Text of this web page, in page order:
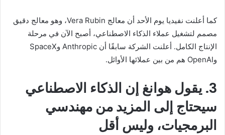
كما أعلنت نفيديا يوم الأحد
أن معالج Vera Rubin، وهو معالج دقيق
مصمم لتشغيل عملاء الذكاء الاصطناعي، أصبح الآن في مرحلة
الإنتاج الكامل. أعلنت الشركة سابقًا أن Anthropic وSpaceX
وOpenAI هم من بين عملائها الأوائل.
3. يقول هوانغ إن الذكاء الاصطناعي
سيحتاج إلى المزيد من مهندسي
البرمجيات، وليس أقل